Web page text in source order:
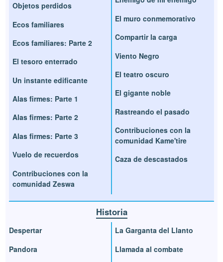
Objetos perdidos
Ecos familiares
Ecos familiares: Parte 2
El tesoro enterrado
Un instante edificante
Alas firmes: Parte 1
Alas firmes: Parte 2
Alas firmes: Parte 3
Vuelo de recuerdos
Contribuciones con la
comunidad Zeswa
El muro conmemorativo
Compartir la carga
Viento Negro
El teatro oscuro
El gigante noble
Rastreando el pasado
Contribuciones con la
comunidad Kame'tire
Caza de descastados
Historia
Despertar
Pandora
La Garganta del Llanto
Llamada al combate